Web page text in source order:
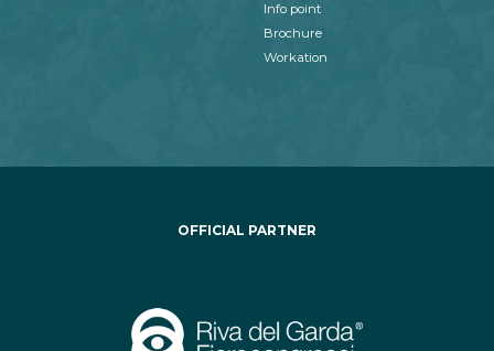
Info point
Brochure
Workation
OFFICIAL PARTNER